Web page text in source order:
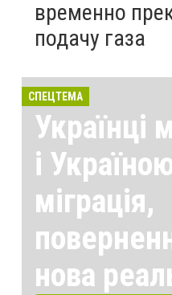
временно
подачу газа
СПЕЦТЕМА
Українці
і
міграція,
нова